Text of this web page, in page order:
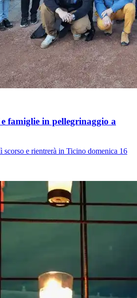
famiglie in pellegrinaggio a
e rientrerà in Ticino domenica 16